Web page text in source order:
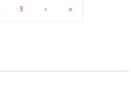
3 › »